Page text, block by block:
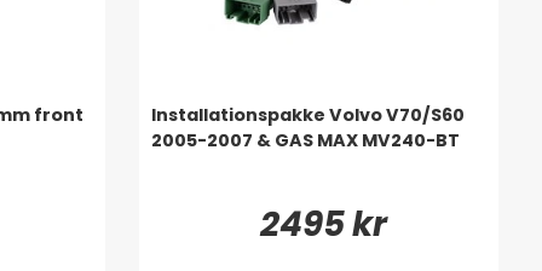
front
Installationspakke Volvo V70/S60
2005-2007 & GAS MAX MV240-BT
2495 kr